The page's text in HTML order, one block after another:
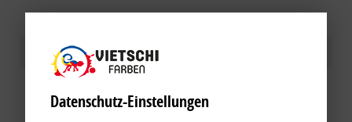
Kundenbewertungen / Erfahrungen
Datenschutz-Einstellungen